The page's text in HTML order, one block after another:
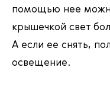
помощью нее
крышечкой свет
А если ее снять,
освещение.